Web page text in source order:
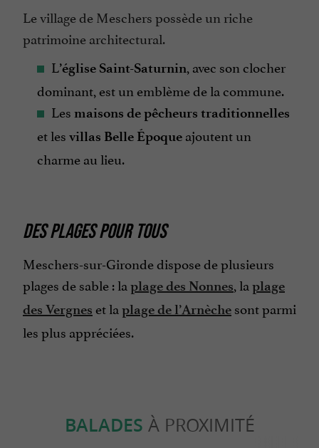
Le village de Meschers possède un riche
patrimoine architectural.
L’église Saint-Saturnin, avec son clocher
dominant, est un emblème de la commune.
Les maisons de pêcheurs traditionnelles
et les villas Belle Époque ajoutent un
charme au lieu.
DES PLAGES POUR TOUS
Meschers-sur-Gironde dispose de plusieurs
plages de sable : la plage des Nonnes, la plage
des Vergnes et la plage de l’Arnèche sont parmi
les plus appréciées.
BALADES À PROXIMITÉ